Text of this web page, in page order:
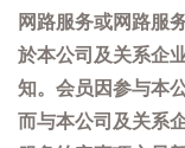
网路服务或网路服
於本公司及关系企
知。会员因参与本
而与本公司及关系